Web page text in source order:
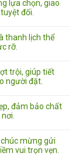
lựa chọn, giao
đối.
thanh lịch thể
rỡ.
trội, giúp tiết
người đặt.
đảm bảo chất
mừng gửi
vui trọn vẹn.